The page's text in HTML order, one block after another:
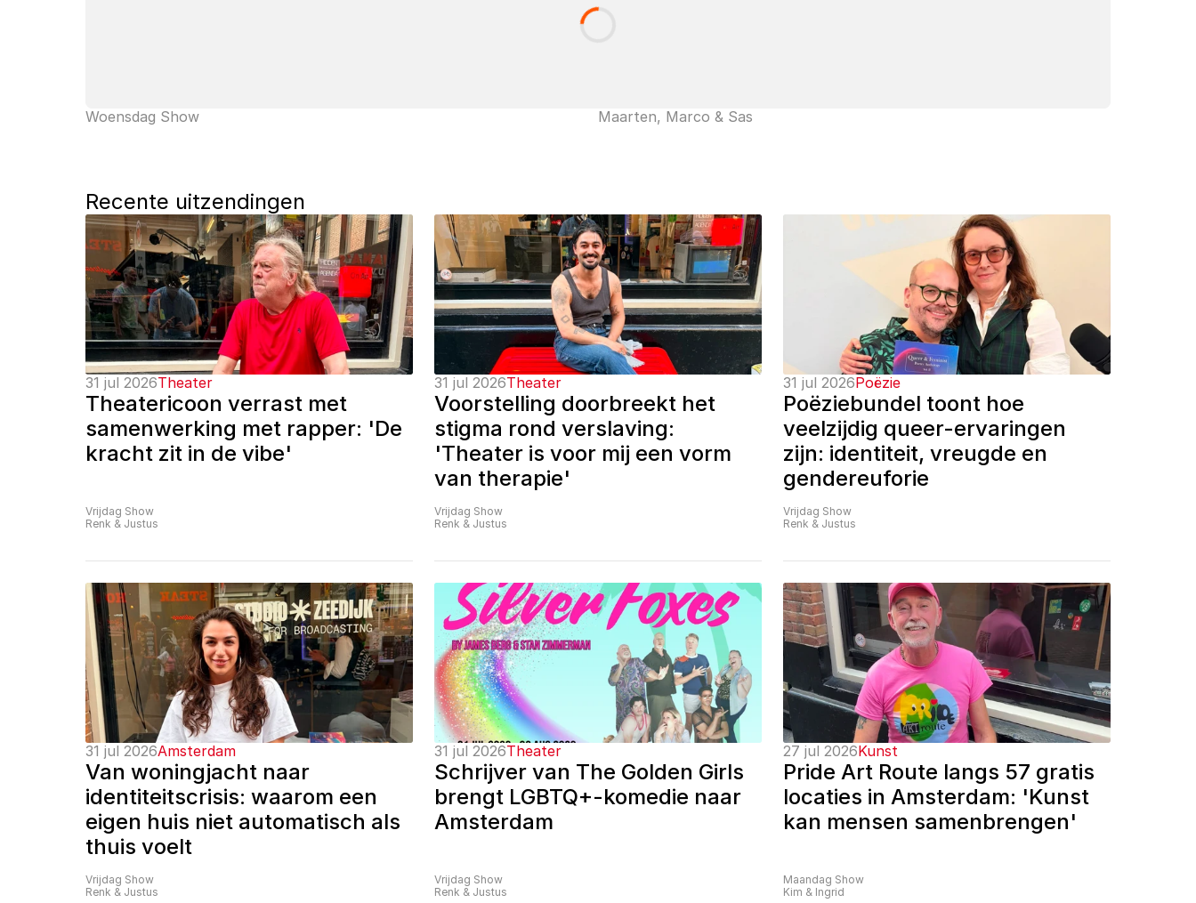
Woensdag Show Maarten, Marco & Sas
Recente uitzendingen
31 jul 2026Theater
Theatericoon verrast met
samenwerking met rapper: 'De
kracht zit in de vibe'
Vrijdag Show
Renk & Justus
31 jul 2026Theater
Voorstelling doorbreekt het
stigma rond verslaving:
'Theater is voor mij een vorm
van therapie'
Vrijdag Show
Renk & Justus
31 jul 2026Poëzie
Poëziebundel toont hoe
veelzijdig queer-ervaringen
zijn: identiteit, vreugde en
gendereuforie
Vrijdag Show
Renk & Justus
31 jul 2026Amsterdam
Van woningjacht naar
identiteitscrisis: waarom een
eigen huis niet automatisch als
thuis voelt
Vrijdag Show
Renk & Justus
31 jul 2026Theater
Schrijver van The Golden Girls
brengt LGBTQ+-komedie naar
Amsterdam
Vrijdag Show
Renk & Justus
27 jul 2026Kunst
Pride Art Route langs 57 gratis
locaties in Amsterdam: 'Kunst
kan mensen samenbrengen'
Maandag Show
Kim & Ingrid